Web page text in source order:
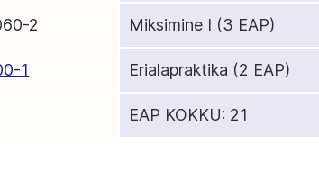
2 Miksimine I (3 EAP)
1 Erialapraktika (2 EAP)
EAP KOKKU: 21